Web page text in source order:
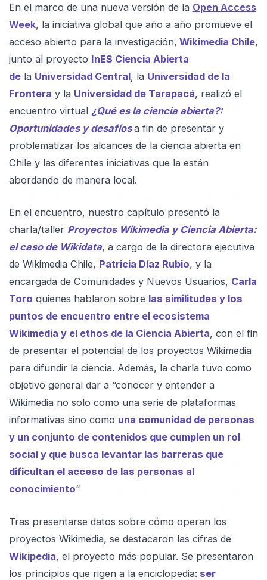
En el marco de una nueva versión de la Open Access
Week, la iniciativa global que año a año promueve el
acceso abierto para la investigación, Wikimedia Chile,
junto al proyecto InES Ciencia Abierta
dela Universidad Central, la Universidad de la
Frontera y la Universidad de Tarapacá, realizó el
encuentro virtual ¿Qué es la ciencia abierta?:
Oportunidades y desafíosa fin de presentar y
problematizar los alcances de la ciencia abierta en
Chile y las diferentes iniciativas que la están
abordando de manera local.
En el encuentro, nuestro capítulo presentó la
charla/taller Proyectos Wikimedia y Ciencia Abierta:
el caso de Wikidata, a cargo de la directora ejecutiva
de Wikimedia Chile, Patricia Díaz Rubio, y la
encargada de Comunidades y Nuevos Usuarios, Carla
Toro quienes hablaron sobre las similitudes y los
puntos de encuentro entre el ecosistema
Wikimedia y el ethos de la Ciencia Abierta, con el fin
de presentar el potencial de los proyectos Wikimedia
para difundir la ciencia. Además, la charla tuvo como
objetivo general dar a “conocer y entender a
Wikimedia no solo como una serie de plataformas
informativas sino como una comunidad de personas
y un conjunto de contenidos que cumplen un rol
social y que busca levantar las barreras que
dificultan el acceso de las personas al
conocimiento“
Tras presentarse datos sobre cómo operan los
proyectos Wikimedia, se destacaron las cifras de
Wikipedia, el proyecto más popular. Se presentaron
los principios que rigen a la enciclopedia: ser